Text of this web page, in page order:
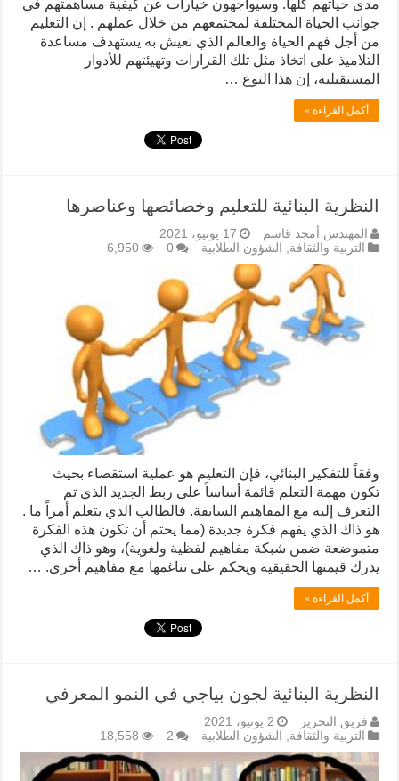
مدى حياتهم كلها. وسيواجهون خيارات عن كيفية مساهمتهم في
جوانب الحياة المختلفة لمجتمعهم من خلال عملهم . إن التعليم
من أجل فهم الحياة والعالم الذي نعيش به يستهدف مساعدة
التلاميذ على اتخاذ مثل تلك القرارات وتهيئتهم للأدوار
المستقبلية، إن هذا النوع …
أكمل القراءة »
النظرية البنائية للتعليم وخصائصها وعناصرها
المهندس أمجد قاسم
17 يونيو، 2021
التربية والثقافة
الشؤون الطلابية 0
6,950
وفقاً للتفكير البنائي، فإن التعليم هو عملية استقصاء بحيث
تكون مهمة التعلم قائمة أساساً على ربط الجديد الذي تم
التعرف إليه مع المفاهيم السابقة. فالطالب الذي يتعلم أمراً ما .
هو ذاك الذي يفهم فكرة جديدة (مما يحتم أن تكون هذه الفكرة
متموضعة ضمن شبكة مفاهيم لفظية ولغوية)، وهو ذاك الذي
يدرك قيمتها الحقيقية ويحكم على تناغمها مع مفاهيم أخرى. …
أكمل القراءة »
النظرية البنائية لجون بياجي في النمو المعرفي
فريق التحرير
2 يونيو، 2021
التربية والثقافة
الشؤون الطلابية 2
18,558